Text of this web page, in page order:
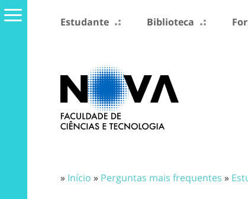
Estudante Biblioteca
» Início » Perguntas mais frequentes »